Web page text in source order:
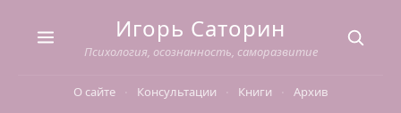
Игорь Саторин
Психология, осознанность, саморазвитие
О сайте Консультации Книги Архив